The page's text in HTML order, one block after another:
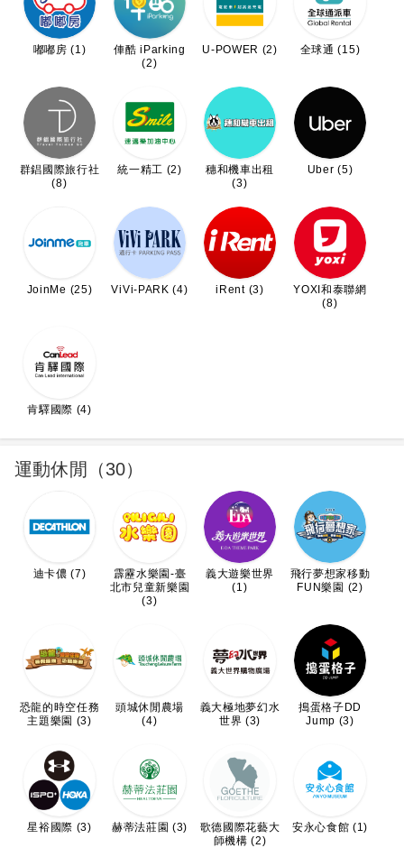
嘟嘟房 (1)
俥酷 iParking
(2)
U-POWER (2) 全球通 (15)
群錩國際旅行社
(8)
統一精工 (2)
穗和機車出租
(3)
Uber (5)
JoinMe (25) ViVi-PARK (4) iRent (3)
YOXI和泰聯網
(8)
肯驛國際 (4)
運動休閒（30）
迪卡儂 (7)
霹靂水樂園-臺
北市兒童新樂園
(3)
義大遊樂世界
(1)
飛行夢想家移動
FUN樂園 (2)
恐龍的時空任務
主題樂園 (3)
頭城休閒農場
(4)
義大極地夢幻水
世界 (3)
搗蛋格子DD
Jump (3)
星裕國際 (3) 赫蒂法莊園 (3)
歌德國際花藝大
師機構 (2)
安永心食館 (1)